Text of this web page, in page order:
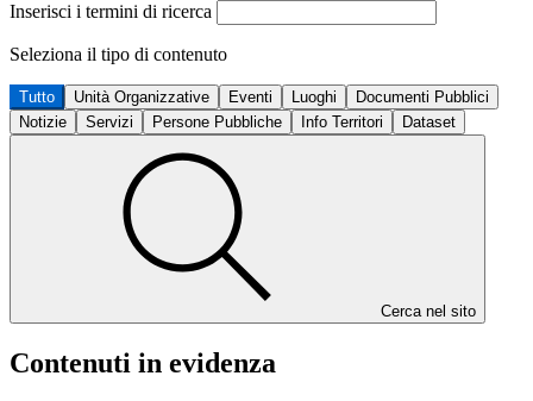
Inserisci i termini di ricerca
Seleziona il tipo di contenuto
Tutto Unità Organizzative Eventi Luoghi
Documenti Pubblici
Notizie
Servizi Persone Pubbliche Info Territori Dataset
Cerca nel sito
Contenuti in evidenza